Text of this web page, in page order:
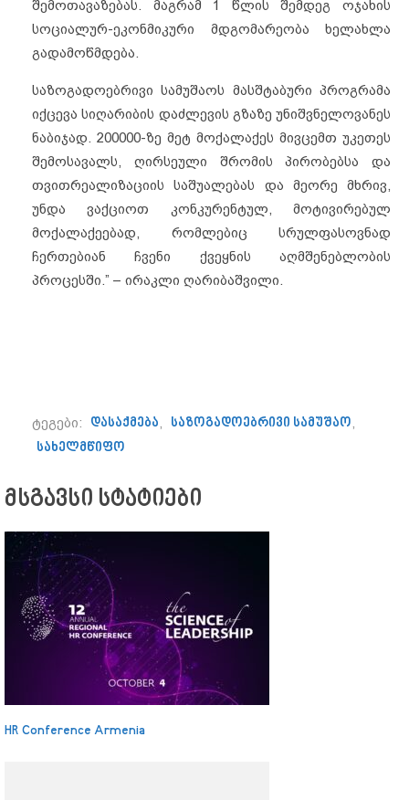
შემოთავაზებას. მაგრამ 1 წლის შემდეგ ოჯახის
სოციალურ-ეკონმიკური მდგომარეობა ხელახლა
გადამოწმდება.
საზოგადოებრივი სამუშაოს მასშტაბური პროგრამა
იქცევა სიღარიბის დაძლევის გზაზე უნიშვნელოვანეს
ნაბიჯად. 200000-ზე მეტ მოქალაქეს მივცემთ უკეთეს
შემოსავალს, ღირსეული შრომის პირობებსა და
თვითრეალიზაციის საშუალებას და მეორე მხრივ,
უნდა ვაქციოთ კონკურენტულ, მოტივირებულ
მოქალაქეებად, რომლებიც სრულფასოვნად
ჩერთებიან ჩვენი ქვეყნის აღმშენებლობის
პროცესში.” – ირაკლი ღარიბაშვილი.
ტეგები: დასაქმება, საზოგადოებრივი სამუშაო,
სახელმწიფო
მსგავსი სტატიები
HR Conference Armenia